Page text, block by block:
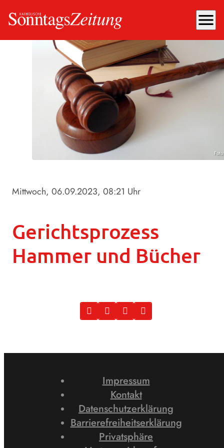
menu
Mittwoch, 06.09.2023, 08:21 Uhr
Gerichtsprozess
Hammer und Bücher
Impressum
Kontakt
Datenschutzerklärung
Barrierefreiheitserklärung
Privatsphäre